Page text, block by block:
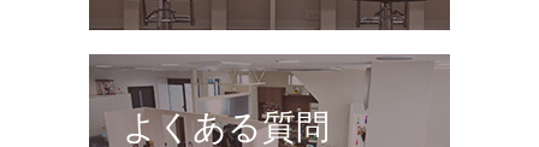
よくある質問